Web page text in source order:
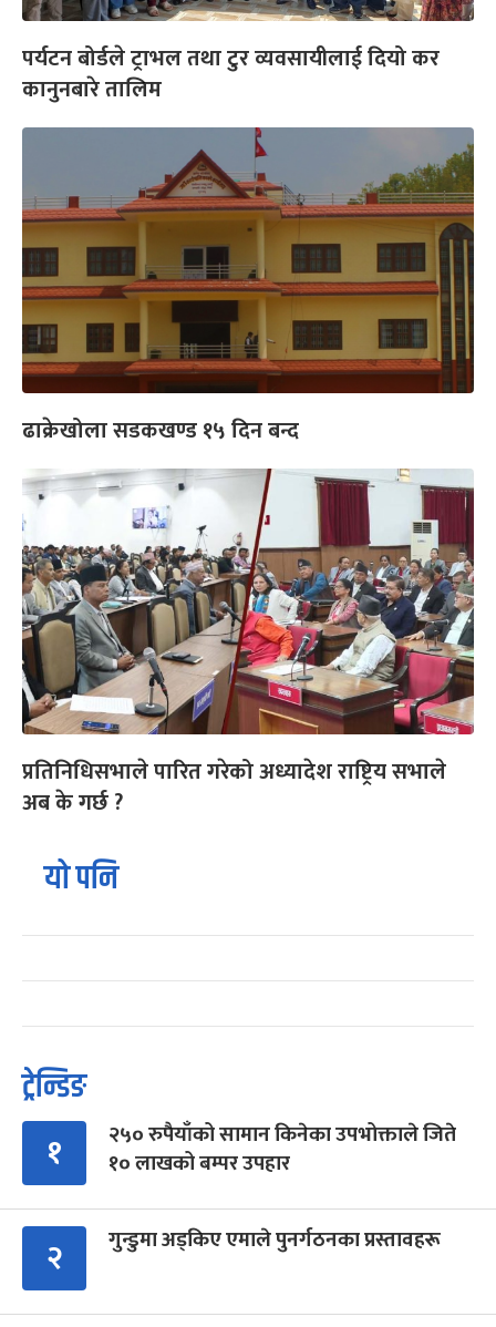
पर्यटन बोर्डले ट्राभल तथा टुर व्यवसायीलाई दियो कर
कानुनबारे तालिम
ढाक्रेखोला सडकखण्ड १५ दिन बन्द
प्रतिनिधिसभाले पारित गरेको अध्यादेश राष्ट्रिय सभाले
अब के गर्छ ?
यो पनि
ट्रेन्डिङ
१
२५० रुपैयाँको सामान किनेका उपभोक्ताले जिते
१० लाखको बम्पर उपहार
२ गुन्डुमा अड्किए एमाले पुनर्गठनका प्रस्तावहरू